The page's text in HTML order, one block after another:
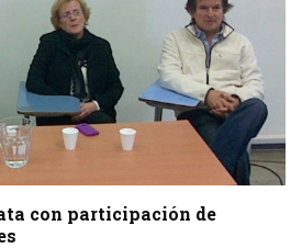
con participación de